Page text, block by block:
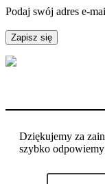
Podaj swój adres e-
Dziękujemy za
szybko